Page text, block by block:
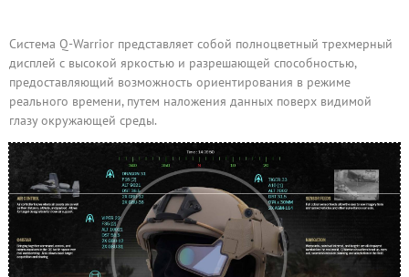
Система Q-Warrior представляет собой полноцветный трехмерный
дисплей с высокой яркостью и разрешающей способностью,
предоставляющий возможность ориентирования в режиме
реального времени, путем наложения данных поверх видимой
глазу окружающей среды.